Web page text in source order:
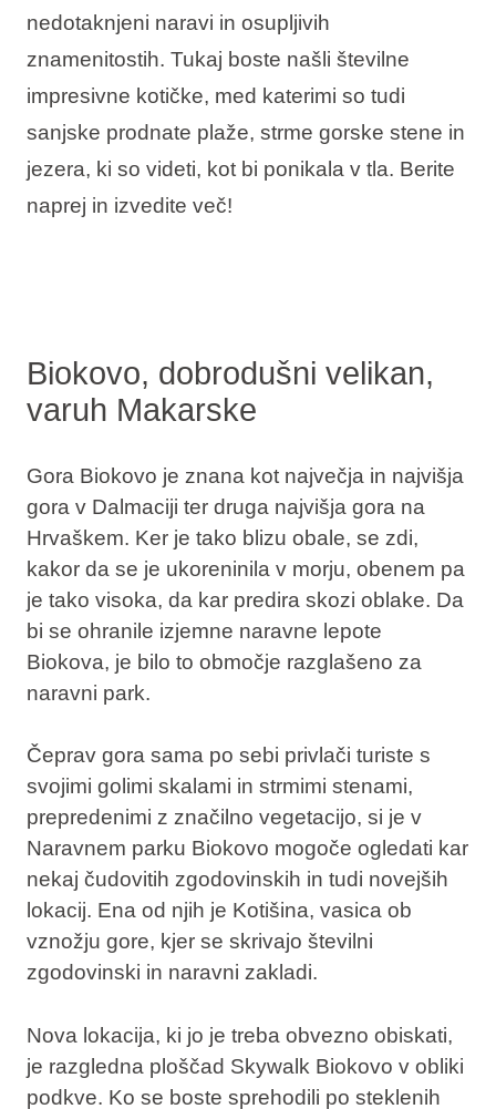
Blagovne znamke
Ami Loyalty program
Blogovi
nedotaknjeni naravi in osupljivih
znamenitostih. Tukaj boste našli številne
impresivne kotičke, med katerimi so tudi
sanjske prodnate plaže, strme gorske stene in
jezera, ki so videti, kot bi ponikala v tla. Berite
naprej in izvedite več!
Biokovo, dobrodušni velikan,
varuh Makarske
Gora Biokovo je znana kot največja in najvišja
gora v Dalmaciji ter druga najvišja gora na
Hrvaškem. Ker je tako blizu obale, se zdi,
kakor da se je ukoreninila v morju, obenem pa
je tako visoka, da kar predira skozi oblake. Da
bi se ohranile izjemne naravne lepote
Biokova, je bilo to območje razglašeno za
naravni park.
Čeprav gora sama po sebi privlači turiste s
svojimi golimi skalami in strmimi stenami,
prepredenimi z značilno vegetacijo, si je v
Naravnem parku Biokovo mogoče ogledati kar
nekaj čudovitih zgodovinskih in tudi novejših
lokacij. Ena od njih je Kotišina, vasica ob
vznožju gore, kjer se skrivajo številni
zgodovinski in naravni zakladi.
Nova lokacija, ki jo je treba obvezno obiskati,
je razgledna ploščad Skywalk Biokovo v obliki
podkve. Ko se boste sprehodili po steklenih